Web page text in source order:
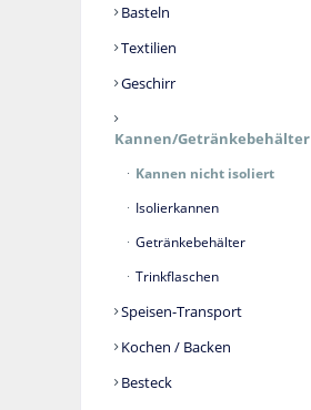
Basteln
Textilien
Geschirr
Kannen/Getränkebehälter
Kannen nicht isoliert
Isolierkannen
Getränkebehälter
Trinkflaschen
Speisen-Transport
Kochen / Backen
Besteck